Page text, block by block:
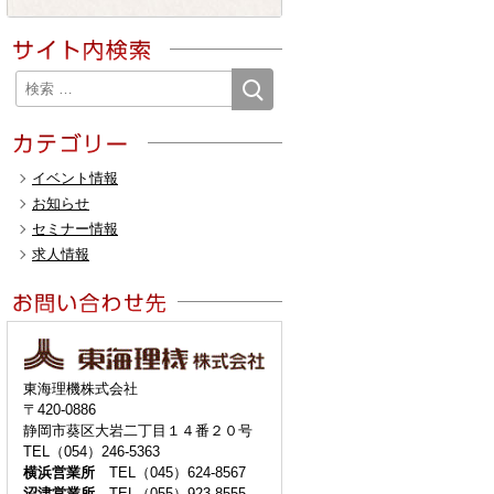
検
索:
検
索
イベント情報
お知らせ
セミナー情報
求人情報
東海理機株式会社
〒420-0886
静岡市葵区大岩二丁目１４番２０号
TEL（054）246-5363
横浜営業所 TEL（045）624-8567